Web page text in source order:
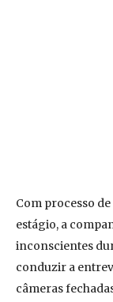
Com processo
estágio, a
inconscientes
conduzir a
câmeras